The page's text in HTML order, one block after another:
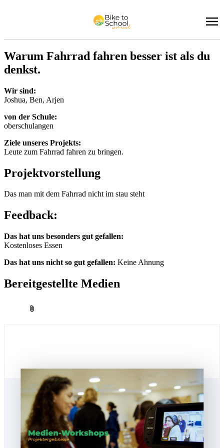
War­um Fahr­rad fah­ren bes­ser ist als du
denkst.
Wir sind:
Jo­shua, Ben, Ar­jen
von der Schu­le:
ober­schu­lan­gen
Zie­le un­se­res Pro­jekts:
Leu­te zum Fahr­rad fah­ren zu brin­gen.
Pro­jekt­vor­stel­lung
Das man mit dem Fahr­rad nicht im stau steht
Feed­back:
Das hat uns be­son­ders gut ge­fal­len:
Kos­ten­lo­ses Es­sen
Das hat uns nicht so gut ge­fal­len: Kei­ne Ah­nung
Be­reit­ge­stell­te Me­di­en